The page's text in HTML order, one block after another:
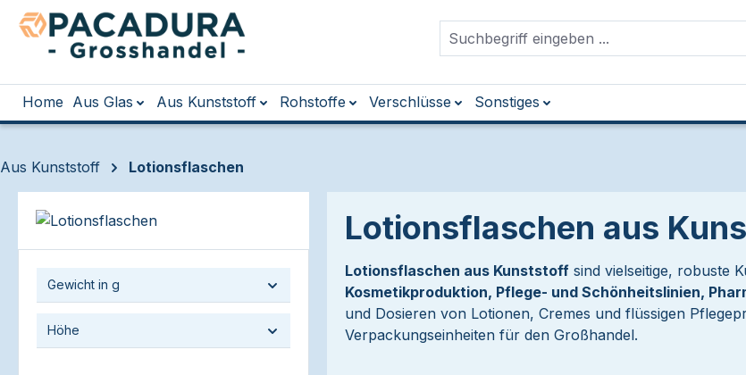
Hauptinhalt springen
Zur Suche springen
Zur Hauptnavigation springen
Home Aus Glas Aus Kunststoff Rohstoffe Verschlüsse Sonstiges
Aus Kunststoff Lotionsflaschen
Gewicht in g
Höhe
Lotionsflaschen aus
Lotionsflaschen aus Kunststoff sind vielseitige, robuste
Kosmetikproduktion, Pflege- und Schönheitslinien,
und Dosieren von Lotionen, Cremes und flüssigen
Verpackungseinheiten für den Großhandel.